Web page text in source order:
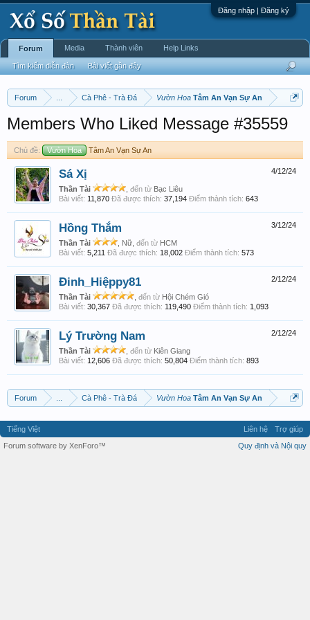
Đăng nhập | Đăng ký
Forum Cà Phê - Trà Đá Vườn Hoa Tâm An Vạn Sự An
Members Who Liked Message #35559
Chủ đề: Vườn Hoa Tâm An Vạn Sự An
4/12/24
Sá Xị
Thần Tài đến từ Bạc Liêu
Bài viết: 11,870 Đã được thích: 37,194 Điểm thành tích: 643
3/12/24
Hồng Thắm
Thần Tài , Nữ, đến từ HCM
Bài viết: 5,211 Đã được thích: 18,002 Điểm thành tích: 573
2/12/24
Đinh_Hiệppy81
Thần Tài đến từ Hội Chém Gió
Bài viết: 30,367 Đã được thích: 119,490 Điểm thành tích: 1,093
2/12/24
Lý Trường Nam
Thần Tài đến từ Kiên Giang
Bài viết: 12,606 Đã được thích: 50,804 Điểm thành tích: 893
Forum Cà Phê - Trà Đá Vườn Hoa Tâm An Vạn Sự An
Forum
Tìm kiếm diễn đàn Bài viết gần đây
Media Thành viên Help Links
Tiếng Việt Liên hệ
Trợ giúp
Quy định và Nội quy
Forum software by XenForo™